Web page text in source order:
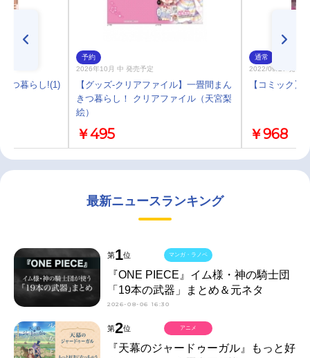
つ暮らし!(1)
予約
2026年10月 中 発売予定
【グッズ-クリアファイル】一畳間まん
きつ暮らし！ クリアファイル（天宮梨
絵）
￥495
通常
2022/09/27 発売
【コミック】
￥968
最新ニュースランキング
第1位
『ONE PIECE』イム様・神の騎士団
「19本の武器」まとめ＆元ネタ
2026-08-06 16:30
マンガ・ラノベ
第2位
『天幕のジャードゥーガル』もっと好
アニメ